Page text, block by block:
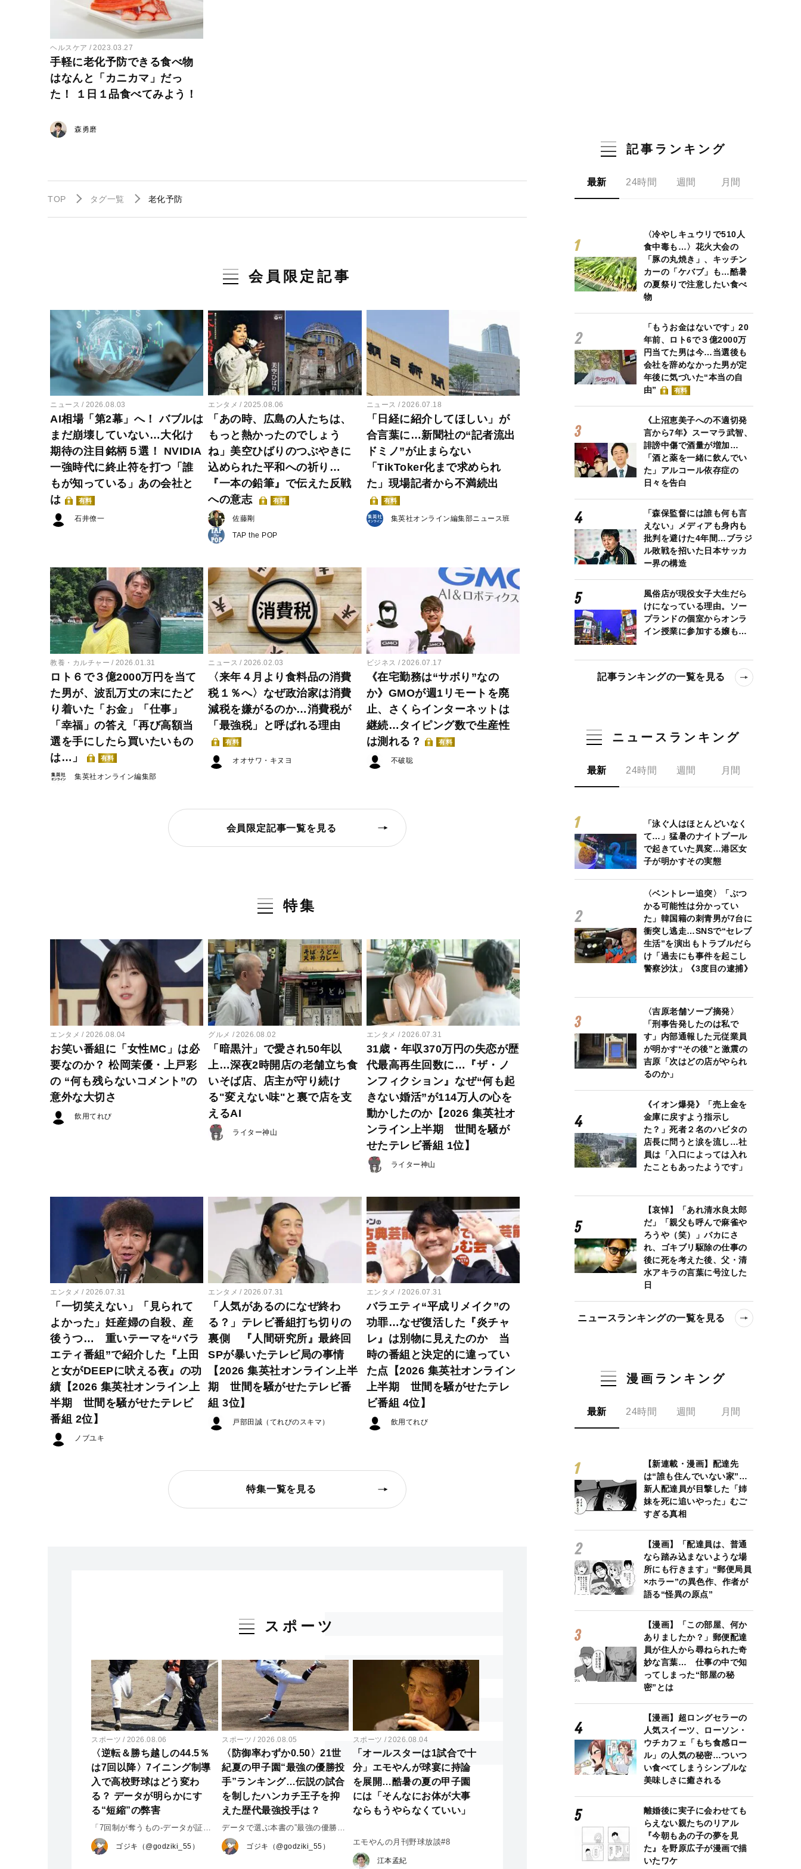
ヘルスケア 2023.03.27
手軽に老化予防できる食べ物
はなんと「カニカマ」だっ
た！ １日１品食べてみよう！
森勇磨
TOP タグ一覧 老化予防
会員限定記事
ニュース 2026.08.03
AI相場「第2幕」へ！ バブルは
まだ崩壊していない…大化け
期待の注目銘柄５選！ NVIDIA
一強時代に終止符を打つ「誰
もが知っている」あの会社と
は
有料
石井僚一
エンタメ 2025.08.06
「あの時、広島の人たちは、
もっと熱かったのでしょう
ね」美空ひばりのつぶやきに
込められた平和への祈り…
『一本の鉛筆』で伝えた反戦
への意志
有料
佐藤剛
TAP the POP
ニュース 2026.07.18
「日経に紹介してほしい」が
合言葉に…新聞社の“記者流出
ドミノ”が止まらない
「TikToker化まで求められ
た」現場記者から不満続出
有料
集英社オンライン編集部ニュース班
教養・カルチャー 2026.01.31
ロト６で３億2000万円を当て
た男が、波乱万丈の末にたど
り着いた「お金」「仕事」
「幸福」の答え「再び高額当
選を手にしたら買いたいもの
は…」
有料
集英社オンライン編集部
ニュース 2026.02.03
〈来年４月より食料品の消費
税１％へ〉なぜ政治家は消費
減税を嫌がるのか…消費税が
「最強税」と呼ばれる理由
有料
オオサワ・キヌヨ
ビジネス 2026.07.17
《在宅勤務は“サボり”なの
か》GMOが週1リモートを廃
止、さくらインターネットは
継続…タイピング数で生産性
は測れる？
有料
不破聡
会員限定記事一覧を見る
特集
エンタメ 2026.08.04
お笑い番組に「女性MC」は必
要なのか？ 松岡茉優・上戸彩
の “何も残らないコメント”の
意外な大切さ
飲用てれび
グルメ 2026.08.02
「暗黒汁」で愛され50年以
上…深夜2時開店の老舗立ち食
いそば店、店主が守り続け
る"変えない味"と裏で店を支
えるAI
ライター神山
エンタメ 2026.07.31
31歳・年収370万円の失恋が歴
代最高再生回数に…『ザ・ノ
ンフィクション』なぜ“何も起
きない婚活”が114万人の心を
動かしたのか【2026 集英社オ
ンライン上半期 世間を騒が
せたテレビ番組 1位】
ライター神山
エンタメ 2026.07.31
「一切笑えない」「見られて
よかった」妊産婦の自殺、産
後うつ… 重いテーマを“バラ
エティ番組”で紹介した『上田
と女がDEEPに吠える夜』の功
績【2026 集英社オンライン上
半期 世間を騒がせたテレビ
番組 2位】
ノブユキ
エンタメ 2026.07.31
「人気があるのになぜ終わ
る？」テレビ番組打ち切りの
裏側 『人間研究所』最終回
SPが暴いたテレビ局の事情
【2026 集英社オンライン上半
期 世間を騒がせたテレビ番
組 3位】
戸部田誠（てれびのスキマ）
エンタメ 2026.07.31
バラエティ“平成リメイク”の
功罪…なぜ復活した『炎チャ
レ』は別物に見えたのか 当
時の番組と決定的に違ってい
た点【2026 集英社オンライン
上半期 世間を騒がせたテレ
ビ番組 4位】
飲用てれび
特集一覧を見る
スポーツ
スポーツ 2026.08.06
〈逆転＆勝ち越しの44.5％
は7回以降〉7イニング制導
入で高校野球はどう変わ
る？ データが明らかにす
る“短縮”の弊害
「7回制が奪うもの-データが証明
するドラマの消失-」
ゴジキ（@godziki_55）
スポーツ 2026.08.05
〈防御率わずか0.50〉21世
紀夏の甲子園“最強の優勝投
手”ランキング…伝説の試合
を制したハンカチ王子を抑
えた歴代最強投手は？
データで選ぶ本書の”最強の優勝投
手”ランキングゴジキ（@godziki_55）
スポーツ 2026.08.04
「オールスターは1試合で十
分」エモやんが球宴に持論
を展開…酷暑の夏の甲子園
には「そんなにお体が大事
ならもうやらなくていい」
エモやんの月刊野球放談#8
江本孟紀
記事ランキング
最新 24時間 週間 月間
〈冷やしキュウリで510人
食中毒も…〉花火大会の
「豚の丸焼き」、キッチン
カーの「ケバブ」も…酷暑
の夏祭りで注意したい食べ
物
「もうお金はないです」20
年前、ロト6で３億2000万
円当てた男は今…当選後も
会社を辞めなかった男が定
年後に気づいた“本当の自
由”
有料
《上沼恵美子への不適切発
言から7年》スーマラ武智、
誹謗中傷で酒量が増加…
「酒と薬を一緒に飲んでい
た」アルコール依存症の
日々を告白
「森保監督には誰も何も言
えない」メディアも身内も
批判を避けた4年間…ブラジ
ル敗戦を招いた日本サッカ
ー界の構造
風俗店が現役女子大生だら
けになっている理由。ソー
プランドの個室からオンラ
イン授業に参加する嬢も…
記事ランキングの一覧を見る
ニュースランキング
最新 24時間 週間 月間
「泳ぐ人はほとんどいなく
て…」猛暑のナイトプール
で起きていた異変…港区女
子が明かすその実態
〈ベントレー追突〉「ぶつ
かる可能性は分かってい
た」韓国籍の刺青男が7台に
衝突し逃走…SNSで“セレブ
生活”を演出もトラブルだら
け「過去にも事件を起こし
警察沙汰」《3度目の逮捕》
〈吉原老舗ソープ摘発〉
「刑事告発したのは私で
す」内部通報した元従業員
が明かす“その後”と激震の
吉原「次はどの店がやられ
るのか」
《イオン爆発》「売上金を
金庫に戻すよう指示し
た？」死者２名のハビタの
店長に問うと涙を流し…社
員は「入口によっては入れ
たこともあったようです」
【哀悼】「あれ清水良太郎
だ」「親父も呼んで麻雀や
ろうや（笑）」バカにさ
れ、ゴキブリ駆除の仕事の
後に死を考えた後、父・清
水アキラの言葉に号泣した
日
ニュースランキングの一覧を見る
漫画ランキング
最新 24時間 週間 月間
【新連載・漫画】配達先
は“誰も住んでいない家”…
新人配達員が目撃した「姉
妹を死に追いやった」むご
すぎる真相
【漫画】「配達員は、普通
なら踏み込まないような場
所にも行きます」“郵便局員
×ホラー”の異色作、作者が
語る“怪異の原点”
【漫画】「この部屋、何か
ありましたか？」郵便配達
員が住人から尋ねられた奇
妙な言葉… 仕事の中で知
ってしまった“部屋の秘
密”とは
【漫画】超ロングセラーの
人気スイーツ、ローソン・
ウチカフェ「もち食感ロー
ル」の人気の秘密…ついつ
い食べてしまうシンプルな
美味しさに癒される
離婚後に実子に会わせても
らえない親たちのリアル
『今朝もあの子の夢を見
た』を野原広子が漫画で描
いたワケ